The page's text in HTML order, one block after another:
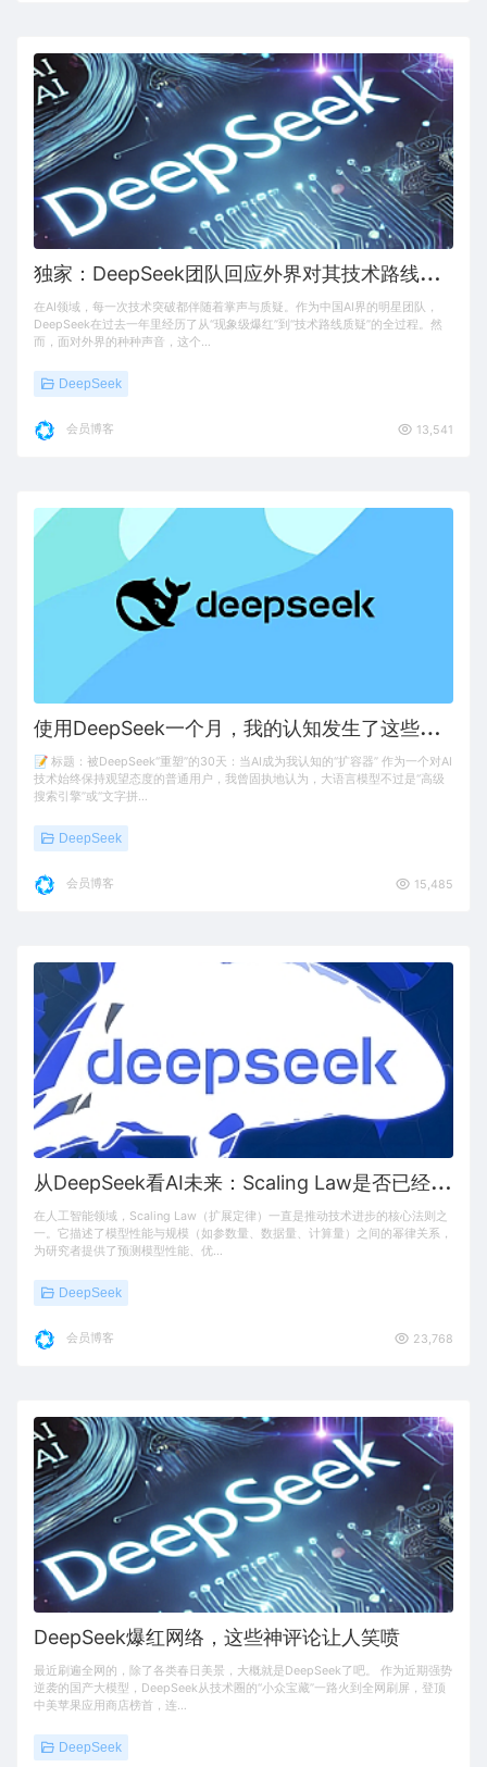
独
家：DeepSeek团队回应外界对其技术路线的质疑
在AI领域，每一次技术突破都伴随着掌声与质疑。作为中国AI界的明星团队，
DeepSeek在过去一年里经历了从“现象级爆红”到“技术路线质疑”的全过程。然
而，面对外界的种种声音，这个…
DeepSeek
会员博客 13,541
使
用DeepSeek一个月，我的认知发生了这些改变
📝 标题：被DeepSeek“重塑”的30天：当AI成为我认知的“扩容器” 作为一个对AI
技术始终保持观望态度的普通用户，我曾固执地认为，大语言模型不过是“高级
搜索引擎”或“文字拼…
DeepSeek
会员博客 15,485
从
DeepSeek看AI未来：Scaling Law是否已经失效？
在人工智能领域，Scaling Law（扩展定律）一直是推动技术进步的核心法则之
一。它描述了模型性能与规模（如参数量、数据量、计算量）之间的幂律关系，
为研究者提供了预测模型性能、优…
DeepSeek
会员博客 23,768
DeepSeek爆红网络，这些神评论让人笑喷
最近刷遍全网的，除了各类春日美景，大概就是DeepSeek了吧。 作为近期强势
逆袭的国产大模型，DeepSeek从技术圈的“小众宝藏”一路火到全网刷屏，登顶
中美苹果应用商店榜首，连…
DeepSeek